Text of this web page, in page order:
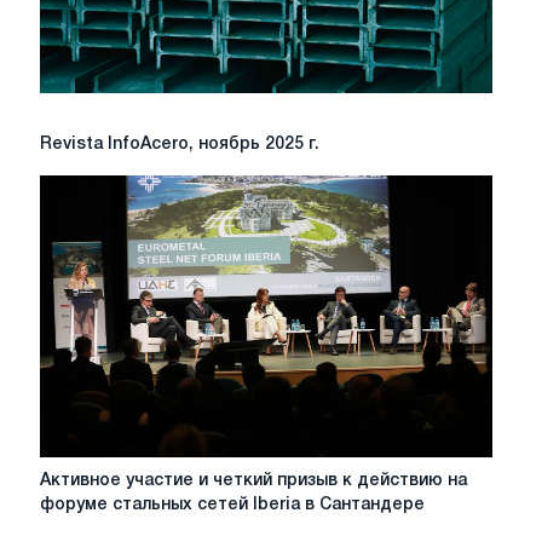
Revista
Revista InfoAcero, ноябрь 2025 г.
Активное
участие
Активное участие и четкий призыв к действию на
форуме стальных сетей Iberia в Сантандере